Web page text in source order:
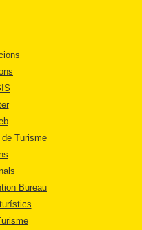
Turisme
Bureau